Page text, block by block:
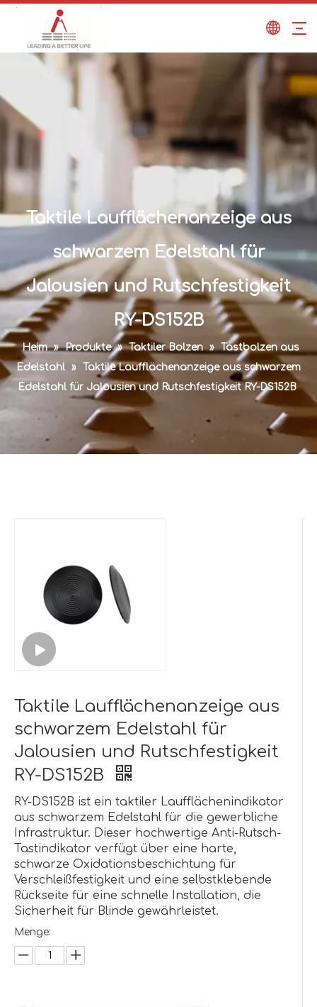
Taktile Laufflächenanzeige aus
schwarzem Edelstahl für
Jalousien und Rutschfestigkeit
RY-DS152B
Heim » Produkte » Taktiler Bolzen » Tastbolzen aus
Edelstahl »
Taktile Laufflächenanzeige aus schwarzem
Edelstahl für Jalousien und Rutschfestigkeit RY-DS152B
Taktile Laufflächenanzeige aus
schwarzem Edelstahl für
Jalousien und Rutschfestigkeit
RY-DS152B
RY-DS152B ist ein taktiler Laufflächenindikator
aus schwarzem Edelstahl für die gewerbliche
Infrastruktur. Dieser hochwertige Anti-Rutsch-
Tastindikator verfügt über eine harte,
schwarze Oxidationsbeschichtung für
Verschleißfestigkeit und eine selbstklebende
Rückseite für eine schnelle Installation, die
Sicherheit für Blinde gewährleistet.
Menge: